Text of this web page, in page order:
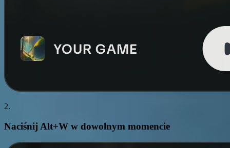
2.
Naciśnij Alt+W w dowolnym momencie